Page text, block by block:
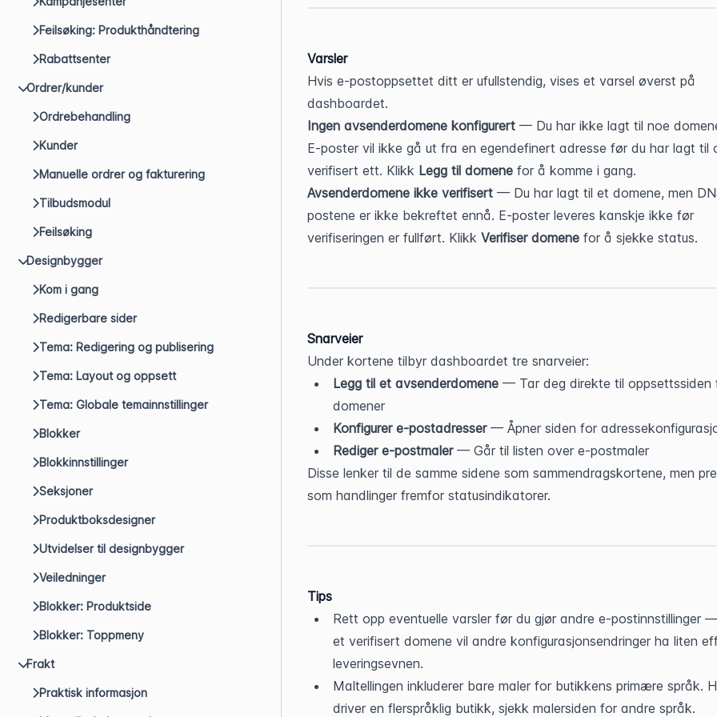
Feilsøking: Produkthåndtering
Rabattsenter
Ordrer/kunder
Ordrebehandling
Kunder
Manuelle ordrer og fakturering
Tilbudsmodul
Feilsøking
Designbygger
Kom i gang
Redigerbare sider
Tema: Redigering og publisering
Tema: Layout og oppsett
Tema: Globale temainnstillinger
Blokker
Blokkinnstillinger
Seksjoner
Produktboksdesigner
Utvidelser til designbygger
Veiledninger
Blokker: Produktside
Blokker: Toppmeny
Frakt
Praktisk informasjon
Varsler
Hvis e-postoppsettet ditt er ufullstendig, vises et varsel øverst på
dashboardet.
Ingen avsenderdomene konfigurert — Du har ikke lagt til noe
E-poster vil ikke gå ut fra en egendefinert adresse før du har lagt til
verifisert ett. Klikk Legg til domene for å komme i gang.
Avsenderdomene ikke verifisert — Du har lagt til et domene, men
postene er ikke bekreftet ennå. E-poster leveres kanskje ikke før
verifiseringen er fullført. Klikk Verifiser domene for å sjekke status.
Snarveier
Under kortene tilbyr dashboardet tre snarveier:
Legg til et avsenderdomene — Tar deg direkte til oppsettssiden
domener
Konfigurer e-postadresser — Åpner siden for
Rediger e-postmaler — Går til listen over e-postmaler
Disse lenker til de samme sidene som sammendragskortene, men
som handlinger fremfor statusindikatorer.
Tips
Rett opp eventuelle varsler før du gjør andre e-postinnstillinger
et verifisert domene vil andre konfigurasjonsendringer ha liten
leveringsevnen.
Maltellingen inkluderer bare maler for butikkens primære språk.
driver en flerspråklig butikk, sjekk malersiden for andre språk.